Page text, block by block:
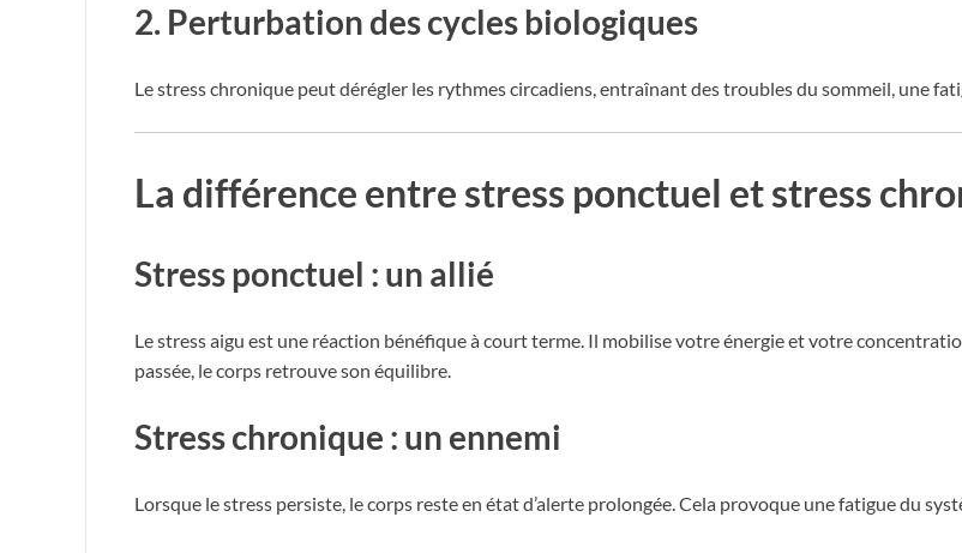
2. Perturbation des cycles biologiques
Le stress chronique peut dérégler les rythmes circadiens, entraînant des troubles du sommeil, une
La différence entre stress ponctuel et stress
Stress ponctuel : un allié
Le stress aigu est une réaction bénéfique à court terme. Il mobilise votre énergie et votre
passée, le corps retrouve son équilibre.
Stress chronique : un ennemi
Lorsque le stress persiste, le corps reste en état d’alerte prolongée. Cela provoque une fatigue du